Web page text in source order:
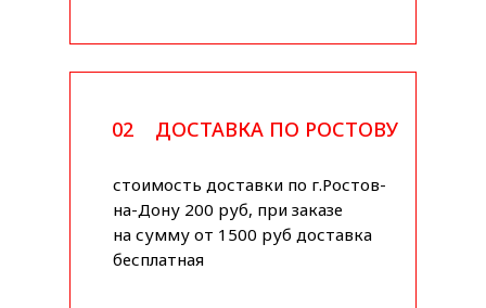
ДОСТАВКА ПО РОСТОВУ
02
стоимость доставки по г.Ростов-
на-Дону 200 руб, при заказе
на сумму от 1500 руб доставка
бесплатная